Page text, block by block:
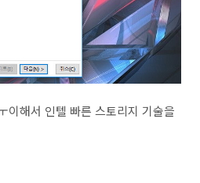
이해서 인텔 빠른 스토리지 기술을